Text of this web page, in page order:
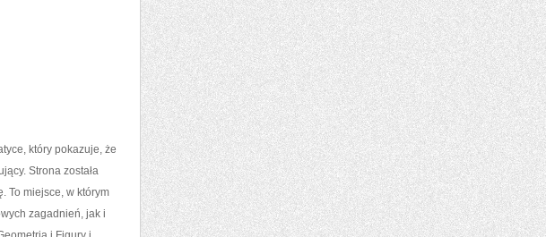
który pokazuje, że
Strona została
To miejsce, w którym
zagadnień, jak i